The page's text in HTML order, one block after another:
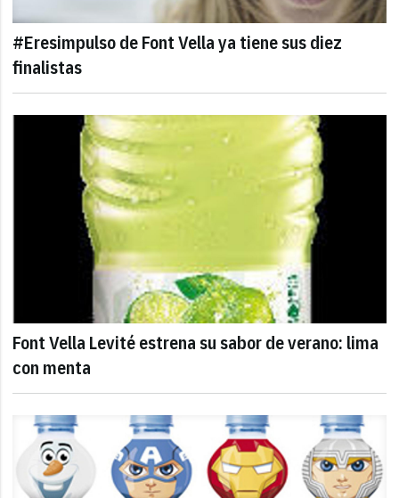
#Eresimpulso de Font Vella ya tiene sus diez
finalistas
Font Vella Levité estrena su sabor de verano: lima
con menta